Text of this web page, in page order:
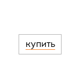
купить